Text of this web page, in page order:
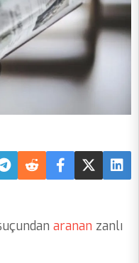
aranan zanlı